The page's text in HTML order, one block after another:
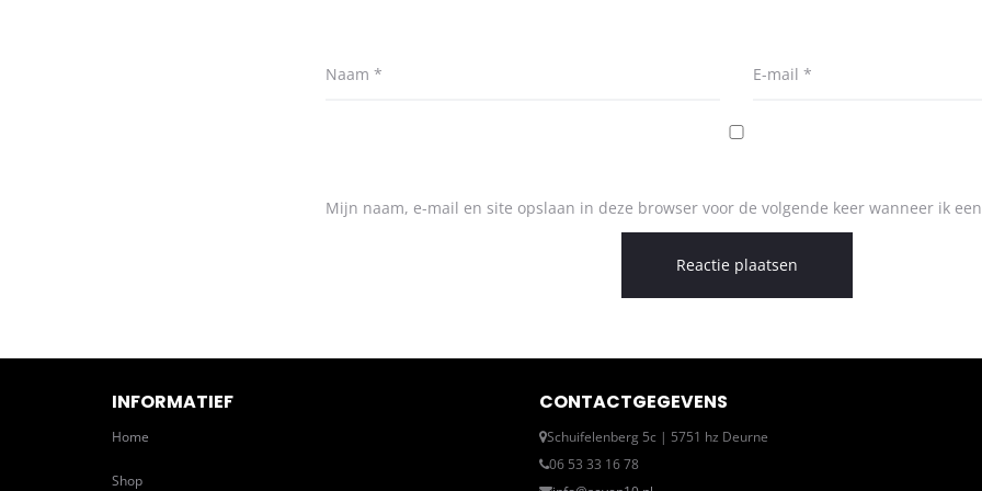
Naam * E-mail *
Mijn naam, e-mail en site opslaan in deze browser voor de volgende keer wanneer ik
INFORMATIEF
Home
Shop
CONTACTGEGEVENS
Schuifelenberg 5c | 5751 hz Deurne
06 53 33 16 78